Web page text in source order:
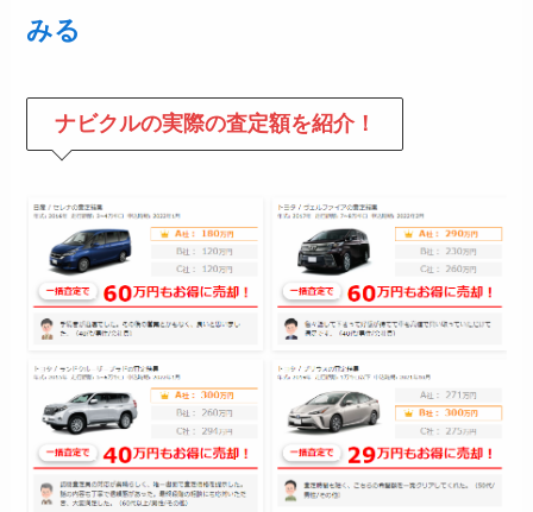
みる
ナビクルの実際の査定額を紹介！